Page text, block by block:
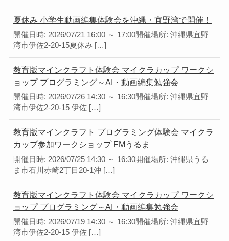
夏休み 小学生動画編集体験会を沖縄・宜野湾で開催！
開催日時: 2026/07/21 16:00 ～ 17:00開催場所: 沖縄県宜野
湾市伊佐2-20-15夏休み […]
教育版マインクラフト体験会 マイクラカップ ワークシ
ョップ プログラミング～AI・動画編集勉強会
開催日時: 2026/07/26 14:30 ～ 16:30開催場所: 沖縄県宜野
湾市伊佐2-20-15 伊佐 […]
教育版マインクラフト プログラミング体験会 マイクラ
カップ参加ワークショップ FMうるま
開催日時: 2026/07/25 14:30 ～ 16:30開催場所: 沖縄県うる
ま市石川赤崎2丁目20-1沖 […]
教育版マインクラフト体験会 マイクラカップ ワークシ
ョップ プログラミング～AI・動画編集勉強会
開催日時: 2026/07/19 14:30 ～ 16:30開催場所: 沖縄県宜野
湾市伊佐2-20-15 伊佐 […]